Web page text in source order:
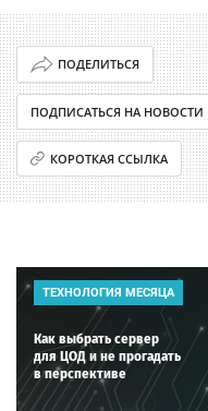
ПОДЕЛИТЬСЯ
ПОДПИСАТЬСЯ НА НОВОСТИ
КОРОТКАЯ ССЫЛКА
ТЕХНОЛОГИЯ МЕСЯЦА
Как выбрать сервер
для ЦОД и не прогадать
в перспективе